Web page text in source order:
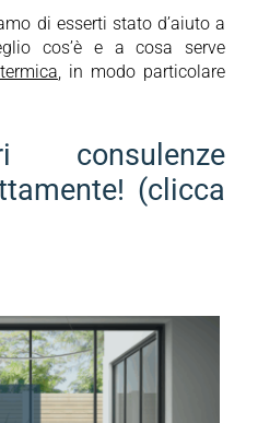
di esserti stato d’aiuto a
cos’è e a cosa serve
, in modo particolare
consulenze
(clicca